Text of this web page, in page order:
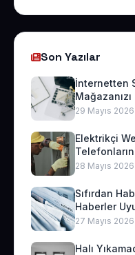
Son Yazılar
İnternetten
Mağazanızı
29 Mayıs 2026
Elektrikçi
28 Mayıs 2026
Sıfırdan
Haberler
27 Mayıs 2026
Halı